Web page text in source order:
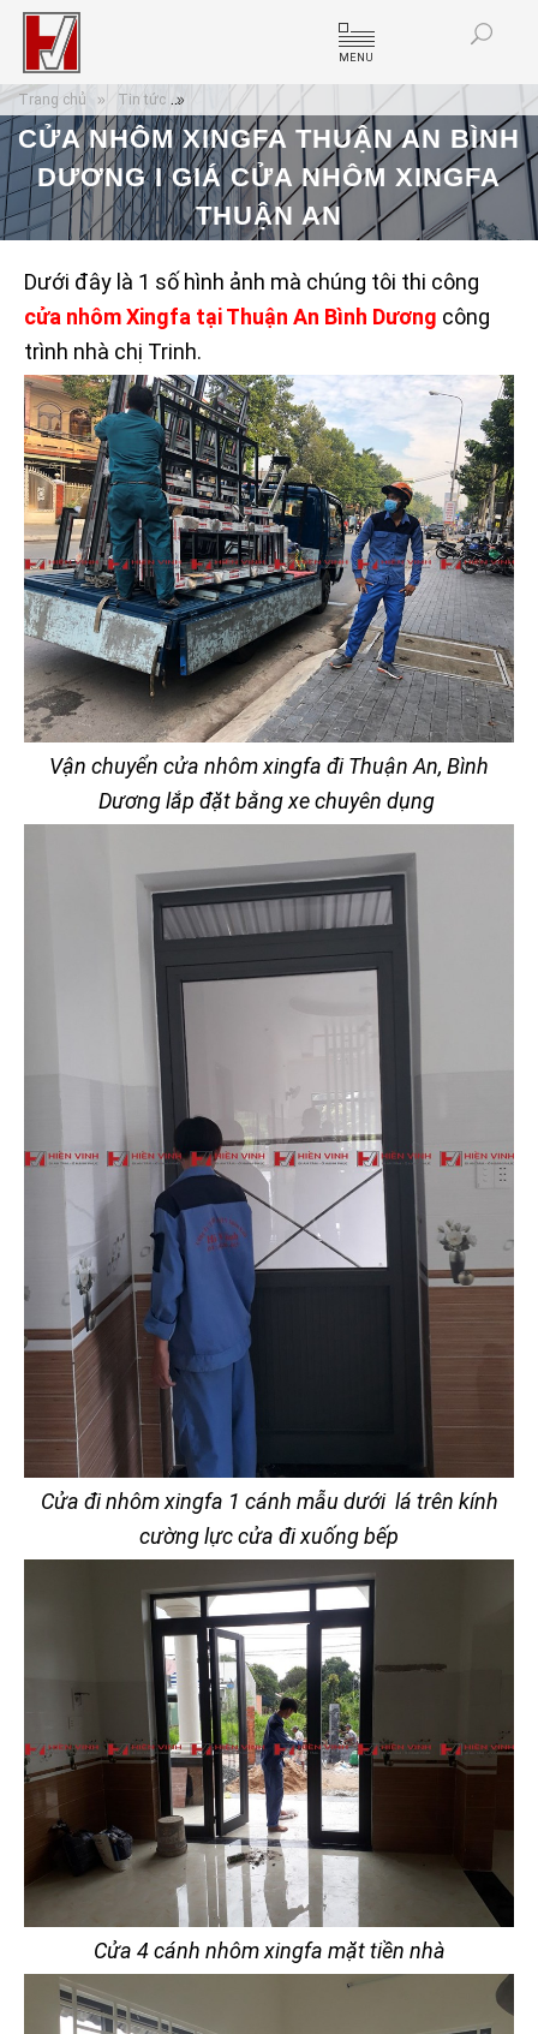
MENU
CỬA NHÔM XINGFA THUẬN AN BÌNH
DƯƠNG I GIÁ CỬA NHÔM XINGFA
THUẬN AN
Trang chủ Tin tức Cửa nhôm Xingfa Thuận An Bình Dương I giá cửa
Dưới đây là 1 số hình ảnh mà chúng tôi thi công
cửa nhôm Xingfa tại Thuận An Bình Dương công
trình nhà chị Trinh.
Vận chuyển cửa nhôm xingfa đi Thuận An, Bình
Dương lắp đặt bằng xe chuyên dụng
Cửa đi nhôm xingfa 1 cánh mẫu dưới lá trên kính
cường lực cửa đi xuống bếp
Cửa 4 cánh nhôm xingfa mặt tiền nhà